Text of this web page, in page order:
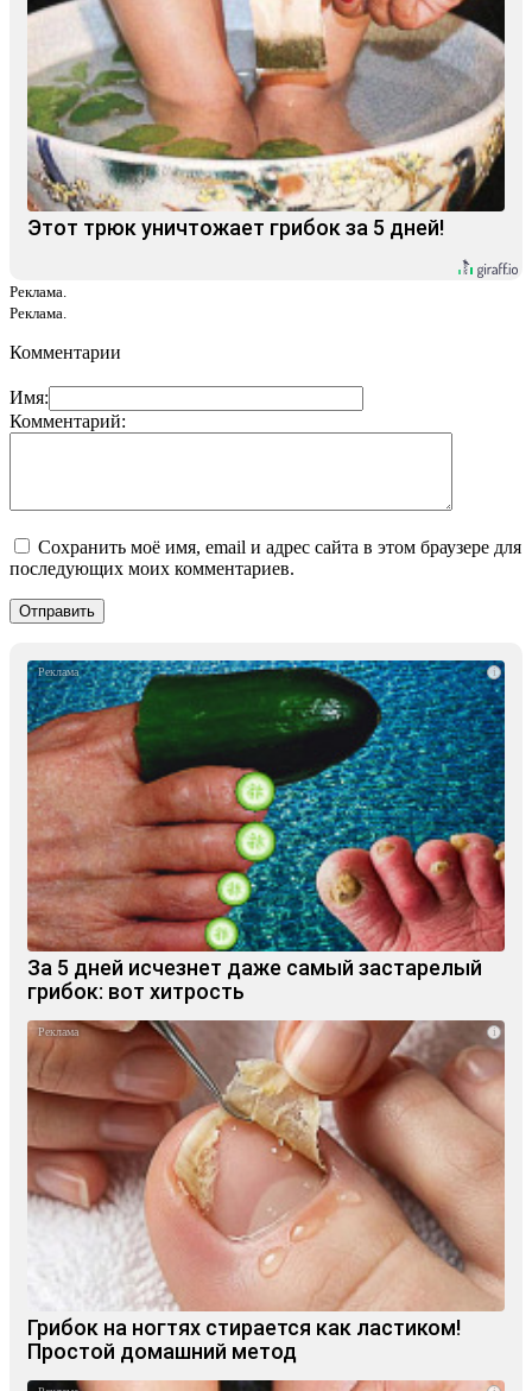
Этот трюк уничтожает грибок за 5 дней!
Реклама.
Реклама.
Комментарии
Имя:
Комментарий:
Сохранить моё имя, email и адрес сайта в этом браузере для
последующих моих комментариев.
i
За 5 дней исчезнет даже самый застарелый
грибок: вот хитрость
i
Грибок на ногтях стирается как ластиком!
Простой домашний метод